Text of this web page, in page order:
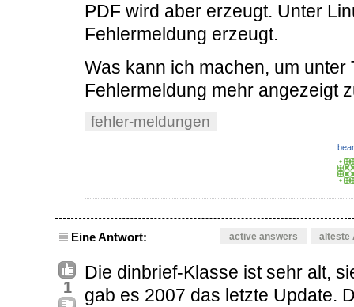
PDF wird aber erzeugt. Unter
Fehlermeldung erzeugt.
Was kann ich machen, um
Fehlermeldung mehr angezeigt
fehler-meldungen
Eine Antwort: active answers älteste
1
Die dinbrief-Klasse ist sehr alt,
gab es 2007 das letzte Update.